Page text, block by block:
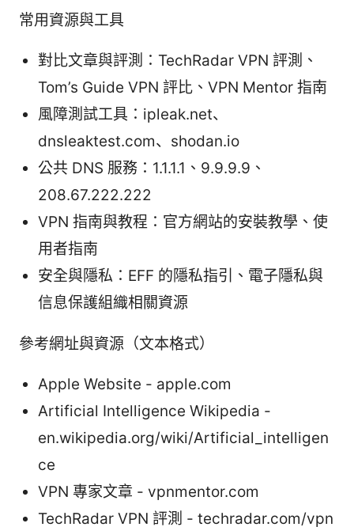
常用資源與工具
對比文章與評測：TechRadar VPN 評測、
Tom’s Guide VPN 評比、VPN Mentor 指南
風障測試工具：ipleak.net、
dnsleaktest.com、shodan.io
公共 DNS 服務：1.1.1.1、9.9.9.9、
208.67.222.222
VPN 指南與教程：官方網站的安裝教學、使
用者指南
安全與隱私：EFF 的隱私指引、電子隱私與
信息保護組織相關資源
參考網址與資源（文本格式）
Apple Website - apple.com
Artificial Intelligence Wikipedia -
en.wikipedia.org/wiki/Artificial_intelligen
ce
VPN 專家文章 - vpnmentor.com
TechRadar VPN 評測 - techradar.com/vpn